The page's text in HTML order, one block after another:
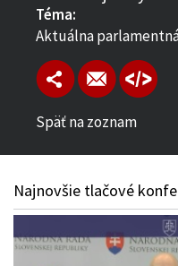
Téma:
Aktuálna
Späť na zoznam
Najnovšie tlačové